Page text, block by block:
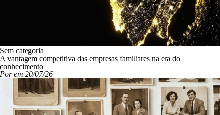
Sem categoria
A vantagem competitiva das empresas familiares na era do
conhecimento
Por em 20/07/26